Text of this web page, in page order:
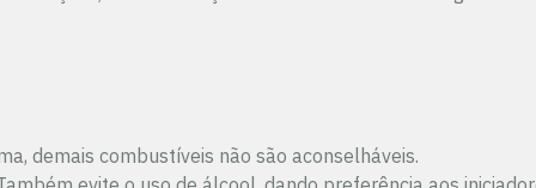
demais combustíveis não são aconselháveis.